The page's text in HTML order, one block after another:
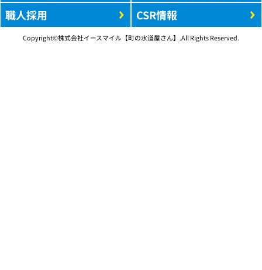
職人採用
CSR情報
Copyright©株式会社イースマイル【町の水道屋さん】.All Rights Reserved.